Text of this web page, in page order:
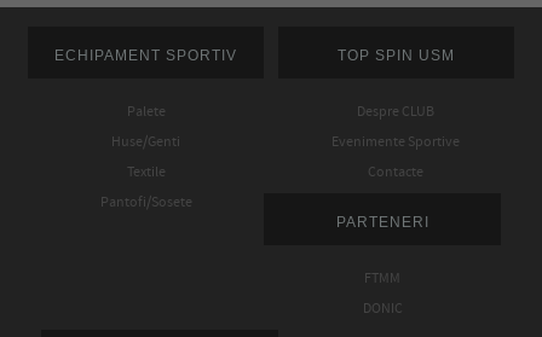
ECHIPAMENT SPORTIV
Palete
Huse/Genti
Textile
Pantofi/Sosete
TOP SPIN USM
Despre CLUB
Evenimente Sportive
Contacte
PARTENERI
FTMM
DONIC